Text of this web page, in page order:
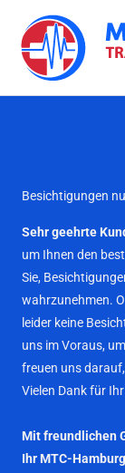
Inhalt
springen
Besichtigungen
Sehr geehrte
um Ihnen den
Sie,
wahrzunehmen.
leider keine
uns im Voraus,
freuen uns
Vielen Dank für
Mit freundlichen
Ihr MTC-